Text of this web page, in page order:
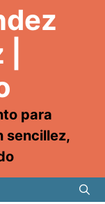
para
sencillez,